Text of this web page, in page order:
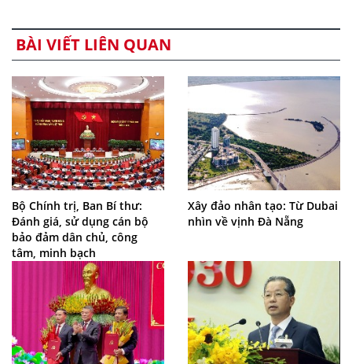
BÀI VIẾT LIÊN QUAN
Bộ Chính trị, Ban Bí thư:
Đánh giá, sử dụng cán bộ
bảo đảm dân chủ, công
tâm, minh bạch
Xây đảo nhân tạo: Từ Dubai
nhìn về vịnh Đà Nẵng